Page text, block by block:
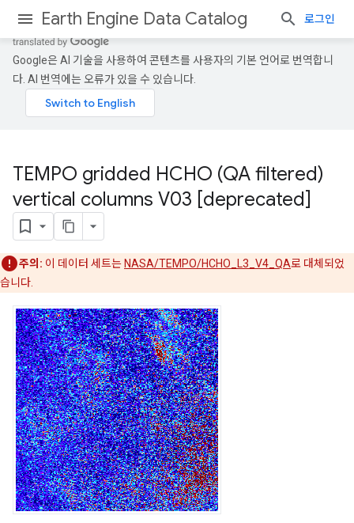
Earth Engine Data Catalog 로그인
Google은 AI 기술을 사용하여 콘텐츠를 사용자의 기본 언어로 번역합니
다. AI 번역에는 오류가 있을 수 있습니다.
TEMPO gridded HCHO (QA filtered)
vertical columns V03 [deprecated]
주의: 이 데이터 세트는 NASA/TEMPO/HCHO_L3_V4_QA로 대체되었
습니다.